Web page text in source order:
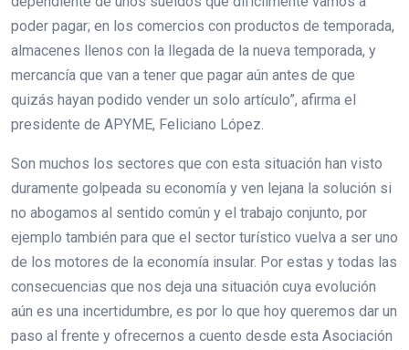
poder pagar; en los comercios con productos de temporada,
almacenes llenos con la llegada de la nueva temporada, y
mercancía que van a tener que pagar aún antes de que
quizás hayan podido vender un solo artículo”, afirma el
presidente de APYME, Feliciano López.
Son muchos los sectores que con esta situación han visto
duramente golpeada su economía y ven lejana la solución si
no abogamos al sentido común y el trabajo conjunto, por
ejemplo también para que el sector turístico vuelva a ser uno
de los motores de la economía insular. Por estas y todas las
consecuencias que nos deja una situación cuya evolución
aún es una incertidumbre, es por lo que hoy queremos dar un
paso al frente y ofrecernos a cuento desde esta Asociación